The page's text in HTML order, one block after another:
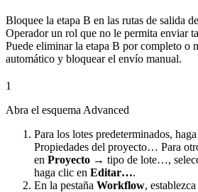
Bloquee la etapa B en las rutas de salida
Operador un rol que no le permita enviar
Puede eliminar la etapa B por completo o
automático y bloquear el envío manual.
1
Abra el esquema Advanced
Para los lotes predeterminados,
Propiedades del proyecto… Para
en Proyecto → tipo de lote…,
haga clic en Editar….
En la pestaña Workflow, establezca